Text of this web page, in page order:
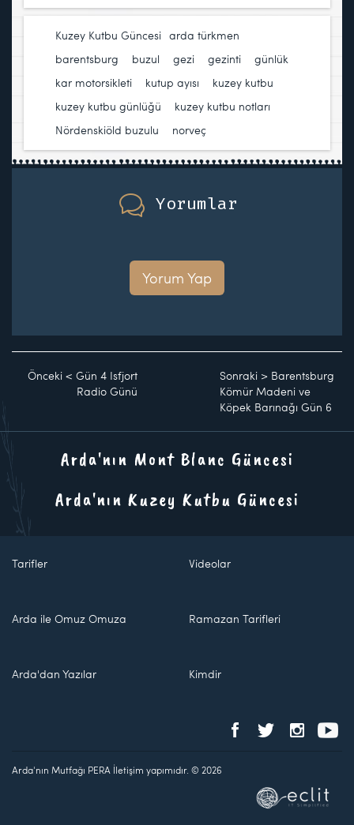
Kuzey Kutbu Güncesi arda türkmen
barentsburg
buzul gezi gezinti günlük
kar motorsikleti
kutup ayısı kuzey kutbu
kuzey kutbu günlüğü
kuzey kutbu notları
Nördenskiöld buzulu
norveç
Yorumlar
Yorum Yap
Önceki < Gün 4 Isfjort
Radio Günü
Sonraki > Barentsburg
Kömür Madeni ve
Köpek Barınağı Gün 6
Arda'nın Mont Blanc Güncesi
Arda'nın Kuzey Kutbu Güncesi
Tarifler Videolar
Arda ile Omuz Omuza Ramazan Tarifleri
Arda'dan Yazılar Kimdir
Arda'nın Mutfağı PERA İletişim yapımıdır. © 2026